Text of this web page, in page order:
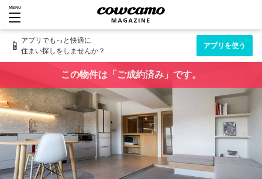
MENU
📱 アプリでもっと快適に
住まい探しをしませんか？
アプリを使う
この物件は「ご成約済み」です。